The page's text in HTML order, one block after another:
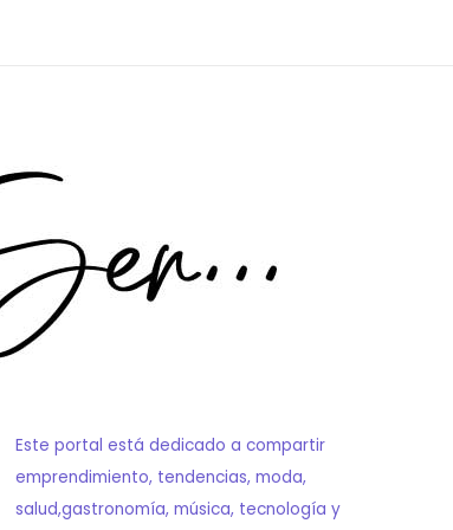
Este portal está dedicado a compartir
emprendimiento, tendencias, moda,
salud,gastronomía, música, tecnología y